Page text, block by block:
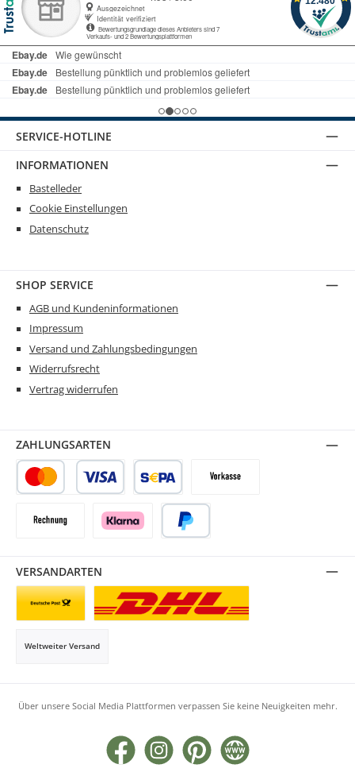
SERVICE-HOTLINE
INFORMATIONEN
Bastelleder
Cookie Einstellungen
Datenschutz
SHOP SERVICE
AGB und Kundeninformationen
Impressum
Versand und Zahlungsbedingungen
Widerrufsrecht
Vertrag widerrufen
VERSANDARTEN
Weltweiter Versand
ZAHLUNGSARTEN
SEPA LastschriftVorkasse
Über unsere Social Media Plattformen verpassen Sie keine Neuigkeiten mehr.
Facebook Instagram Pinterest Website